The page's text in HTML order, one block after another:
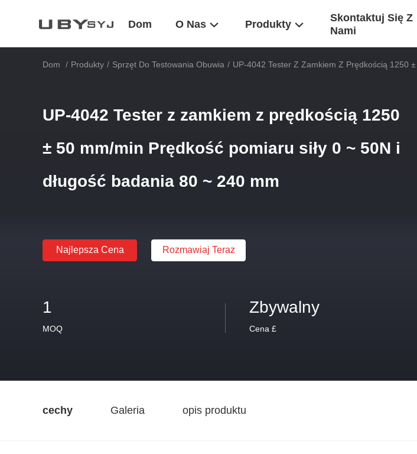
Dom O Nas Produkty
Skontaktuj Się Z
Nami
Dom / Produkty / Sprzęt Do Testowania Obuwia / UP-4042 Tester Z Zamkiem Z Prędkością 1250
UP-4042 Tester z zamkiem z prędkością 1250
± 50 mm/min Prędkość pomiaru siły 0 ~ 50N i
długość badania 80 ~ 240 mm
Najlepsza Cena Rozmawiaj Teraz
1
MOQ
Zbywalny
Cena £
cechy Galeria opis produktu